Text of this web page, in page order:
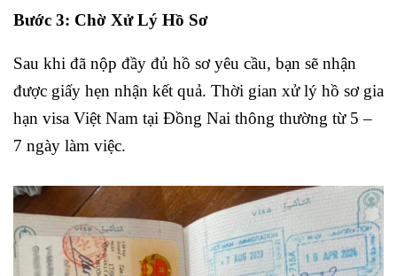
Bước 3: Chờ Xử Lý Hồ Sơ
Sau khi đã nộp đầy đủ hồ sơ yêu cầu, bạn sẽ nhận
được giấy hẹn nhận kết quả. Thời gian xử lý hồ sơ gia
hạn visa Việt Nam tại Đồng Nai thông thường từ 5 –
7 ngày làm việc.